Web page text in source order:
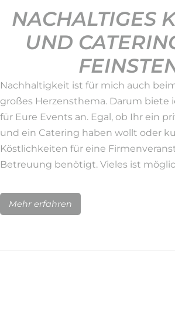
NACHALTIGES
UND
Nachhaltigkeit ist für mich auch
großes Herzensthema. Darum biete
für Eure Events an. Egal, ob Ihr ein
und ein Catering haben wollt oder
Köstlichkeiten für eine
Betreuung benötigt. Vieles ist
Mehr erfahren